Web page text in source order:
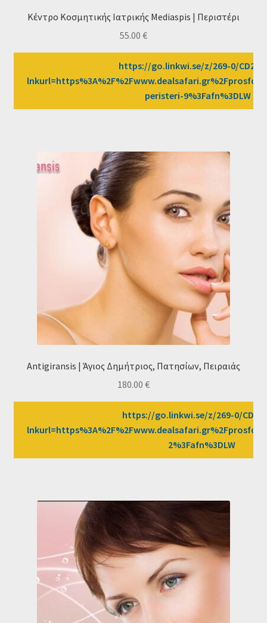
Κέντρο Κοσμητικής Ιατρικής Mediaspis | Περιστέρι
55.00 €
https://go.linkwi.se/z/269-0/
peristeri-9%3Fafn%3DLW
Antigiransis | Άγιος Δημήτριος, Πατησίων, Πειραιάς
180.00 €
https://go.linkwi.se/z/269-0/
2%3Fafn%3DLW